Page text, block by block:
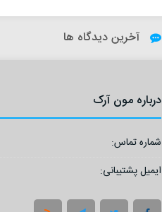
آخرین دیدگاه ها
درباره مون آرک
شماره تماس:
ایمیل پشتیبانی: